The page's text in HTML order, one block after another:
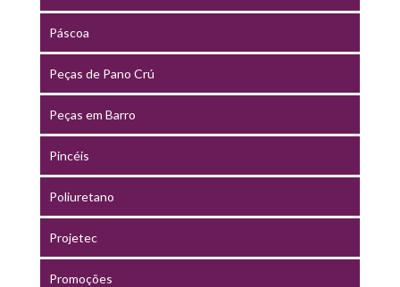
Páscoa
Peças de Pano Crú
Peças em Barro
Pincéis
Poliuretano
Projetec
Promoções